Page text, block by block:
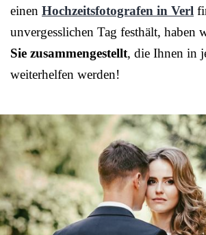
einen Hochzeitsfotografen in Verl
unvergesslichen Tag festhält, haben
Sie zusammengestellt, die Ihnen in
weiterhelfen werden!